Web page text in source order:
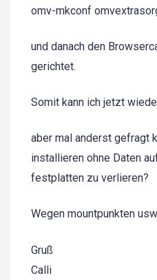
omv-mkconf
und danach den
gerichtet.
Somit kann ich jetzt
aber mal anderst gefragt
installieren ohne Daten
festplatten zu verlieren?
Wegen mountpunkten
Gruß
Calli